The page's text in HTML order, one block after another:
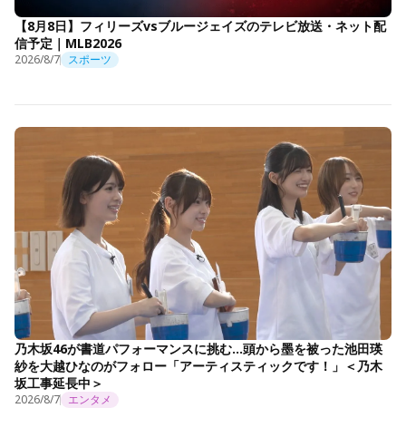
【8月8日】フィリーズvsブルージェイズのテレビ放送・ネット配
信予定｜MLB2026
2026/8/7 スポーツ
乃木坂46が書道パフォーマンスに挑む…頭から墨を被った池田瑛
紗を大越ひなのがフォロー「アーティスティックです！」＜乃木
坂工事延長中＞
2026/8/7 エンタメ